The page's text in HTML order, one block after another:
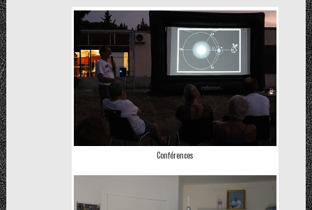
Conférences